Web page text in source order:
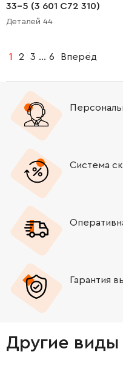
33-5 (3 601 C72 310)
Деталей 44
1 2 3 ... 6 Вперёд
Система
Гарантия
Другие виды